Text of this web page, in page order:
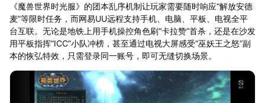
《魔兽世界时光服》的团本乱序机制让玩家需要随时响应“解放安德
麦”等限时任务，而网易UU远程支持手机、电脑、平板、电视全平
台互联。无论是地铁上用手机操控角色刷“卡拉赞”首杀，还是在沙发
用平板指挥“ICC”小队冲榜，甚至通过电视大屏感受“巫妖王之怒”副
本的恢弘特效，只需登录同一账号，即可无缝切换场景。